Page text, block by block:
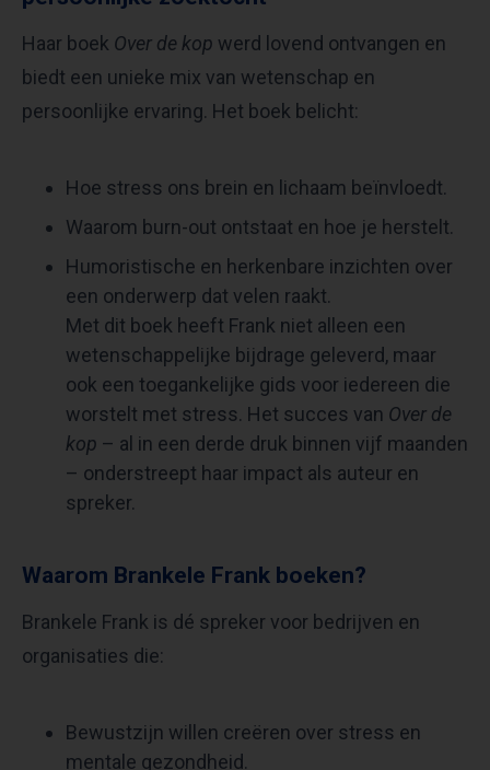
Haar boek Over de kop werd lovend ontvangen en
biedt een unieke mix van wetenschap en
persoonlijke ervaring. Het boek belicht:
Hoe stress ons brein en lichaam beïnvloedt.
Waarom burn-out ontstaat en hoe je herstelt.
Humoristische en herkenbare inzichten over
een onderwerp dat velen raakt.
Met dit boek heeft Frank niet alleen een
wetenschappelijke bijdrage geleverd, maar
ook een toegankelijke gids voor iedereen die
worstelt met stress. Het succes van Over de
kop – al in een derde druk binnen vijf maanden
– onderstreept haar impact als auteur en
spreker.
Waarom Brankele Frank boeken?
Brankele Frank is dé spreker voor bedrijven en
organisaties die:
Bewustzijn willen creëren over stress en
mentale gezondheid.